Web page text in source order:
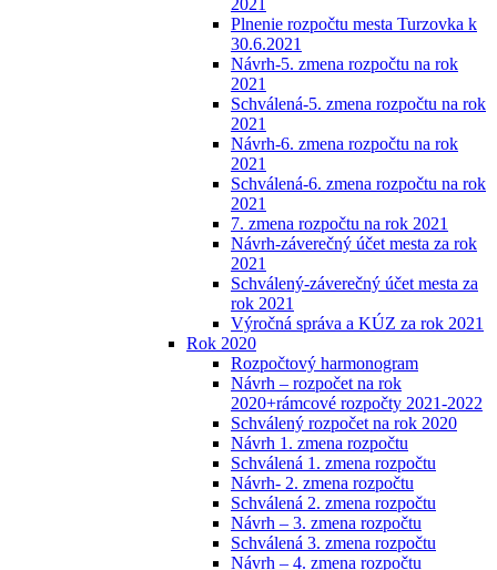
2021
Plnenie rozpočtu mesta Turzovka k
30.6.2021
Návrh-5. zmena rozpočtu na rok
2021
Schválená-5. zmena rozpočtu na rok
2021
Návrh-6. zmena rozpočtu na rok
2021
Schválená-6. zmena rozpočtu na rok
2021
7. zmena rozpočtu na rok 2021
Návrh-záverečný účet mesta za rok
2021
Schválený-záverečný účet mesta za
rok 2021
Výročná správa a KÚZ za rok 2021
Rok 2020
Rozpočtový harmonogram
Návrh – rozpočet na rok
2020+rámcové rozpočty 2021-2022
Schválený rozpočet na rok 2020
Návrh 1. zmena rozpočtu
Schválená 1. zmena rozpočtu
Návrh- 2. zmena rozpočtu
Schválená 2. zmena rozpočtu
Návrh – 3. zmena rozpočtu
Schválená 3. zmena rozpočtu
Návrh – 4. zmena rozpočtu